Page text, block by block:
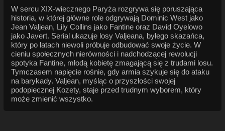
W sercu XIX-wiecznego Paryża rozgrywa się poruszająca
historia, w której główne role odgrywają Dominic West jako
Jean Valjean, Lily Collins jako Fantine oraz David Oyelowo
jako Javert. Serial ukazuje losy Valjeana, byłego skazańca,
który po latach niewoli próbuje odbudować swoje życie. W
cieniu społecznych nierówności i nadchodzącej rewolucji
spotyka Fantine, młodą kobietę zmagającą się z trudami losu.
Tymczasem napięcie rośnie, gdy armia szykuje się do ataku
na barykady. Valjean, myśląc o przyszłości swojej
podopiecznej Kozety, staje przed trudnym wyborem, który
może zmienić wszystko.